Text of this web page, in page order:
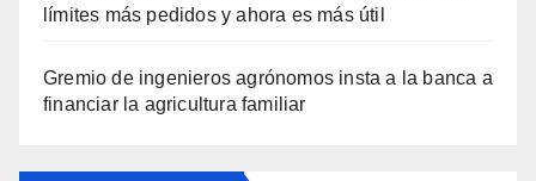
límites más pedidos y ahora es más útil
Gremio de ingenieros agrónomos insta a la banca a
financiar la agricultura familiar